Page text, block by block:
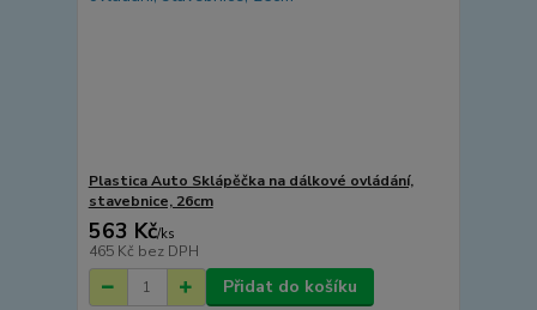
Plastica Auto Sklápěčka na dálkové ovládání,
stavebnice, 26cm
563 Kč/ks
465 Kč bez DPH
Přidat do košíku